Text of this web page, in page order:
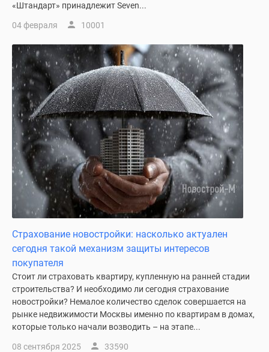
«Штандарт» принадлежит Seven...
04 февраля 10001
Страхование новостройки: насколько актуален
сегодня такой механизм защиты интересов
покупателя
Стоит ли страховать квартиру, купленную на ранней стадии
строительства? И необходимо ли сегодня страхование
новостройки? Немалое количество сделок совершается на
рынке недвижимости Москвы именно по квартирам в домах,
которые только начали возводить – на этапе...
08 сентября 2025 33590